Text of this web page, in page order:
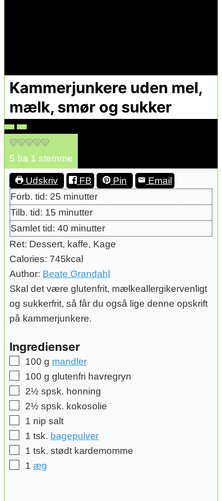
Kammerjunkere uden mel,
mælk, smør og sukker
5 fra 1 stemme
Udskriv FB Pin
Email
Forb. tid: 25 minutter
minutter
Tilb. tid: 15 minutter
minutter
Samlet tid: 40 minutter
minutter
Ret: Dessert, kaffe, Kage
Calories: 745kcal
Author: Beate Grandahl
Skal det være glutenfrit, mælkeallergikervenligt
og sukkerfrit, så får du også lige denne opskrift
på kammerjunkere.
Ingredienser
▢
100 g mandler
▢
100 g glutenfri havregryn
▢
2½ spsk. honning
▢
2½ spsk. kokosolie
▢
1 nip salt
▢
1 tsk. bagepulver
▢
1 tsk. stødt kardemomme
▢
1 æg